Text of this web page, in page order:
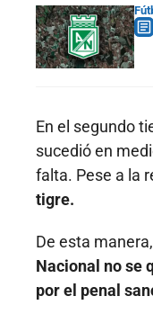
En el segundo
sucedió en
falta. Pese a la
tigre.
De esta
Nacional no se
por el penal